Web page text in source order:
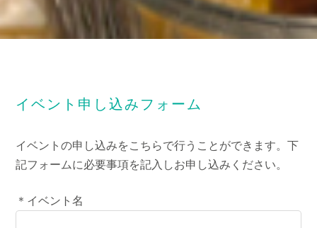
イベント申し込みフォーム
イベントの申し込みをこちらで行うことができます。下
記フォームに必要事項を記入しお申し込みください。
＊イベント名